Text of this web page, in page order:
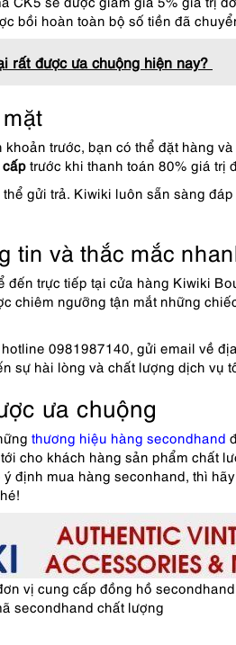
bồi hoàn toàn bộ số tiền đã
rất được ưa chuộng hiện nay?
trước, bạn có thể đặt hàng
trước khi thanh toán 80% giá trị
gửi trả. Kiwiki luôn sẵn sàng
tin và thắc mắc
trực tiếp tại cửa hàng Kiwiki
chiêm ngưỡng tận mắt những
0981987140, gửi email về
sự hài lòng và chất lượng dịch vụ
ưa chuộng
thương hiệu hàng secondhand
cho khách hàng sản phẩm chất
định mua hàng seconhand, thì
vị cung cấp đồng hồ
secondhand chất lượng